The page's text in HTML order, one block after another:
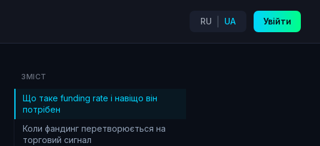
RU UA Увійти
ЗМІСТ
Що таке funding rate і навіщо він
потрібен
Коли фандинг перетворюється на
торговий сигнал